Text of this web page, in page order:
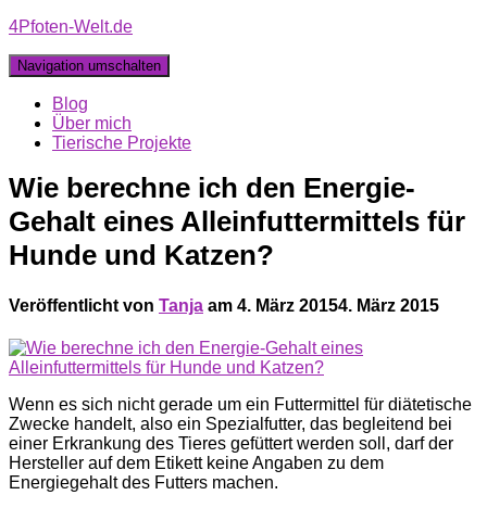
4Pfoten-Welt.de
Navigation umschalten
Blog
Über mich
Tierische Projekte
Wie berechne ich den Energie-
Gehalt eines Alleinfuttermittels für
Hunde und Katzen?
Veröffentlicht von Tanja am 4. März 20154. März 2015
Wenn es sich nicht gerade um ein Futtermittel für diätetische
Zwecke handelt, also ein Spezialfutter, das begleitend bei
einer Erkrankung des Tieres gefüttert werden soll, darf der
Hersteller auf dem Etikett keine Angaben zu dem
Energiegehalt des Futters machen.